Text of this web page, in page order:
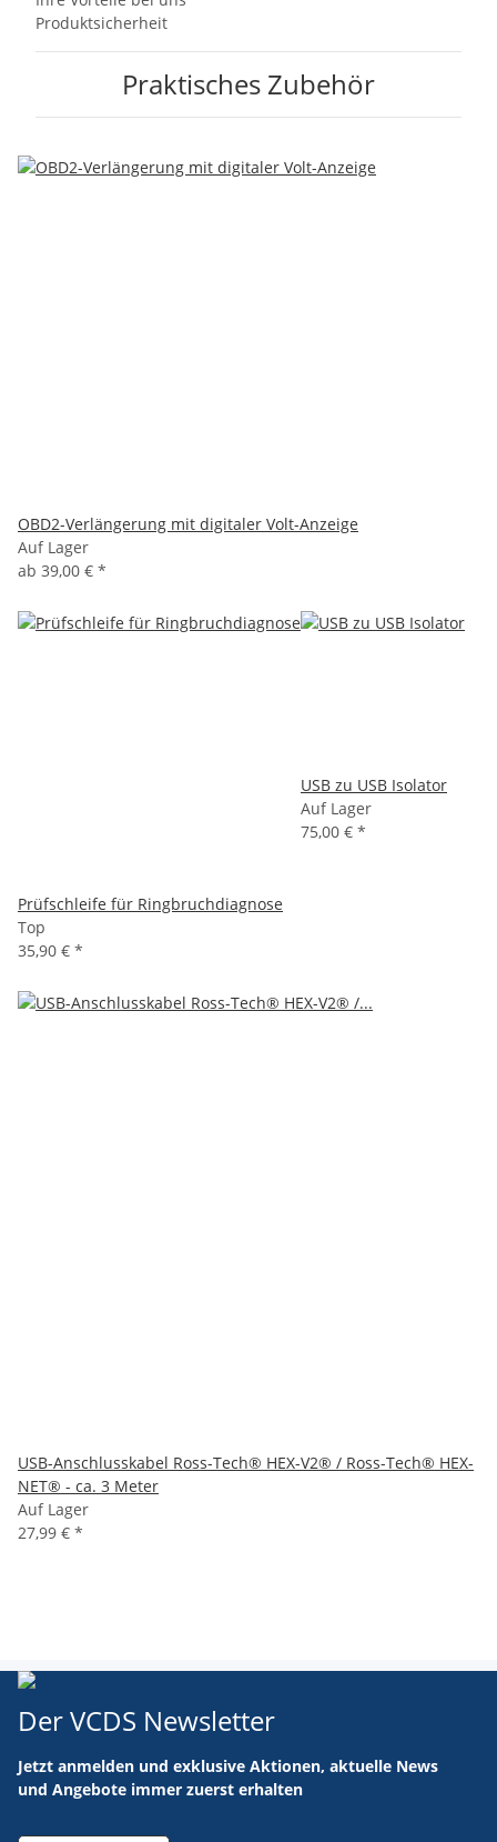
Produktsicherheit
Praktisches Zubehör
OBD2-Verlängerung mit digitaler Volt-Anzeige
Auf Lager
ab 39,00 € *
Prüfschleife für Ringbruchdiagnose
Top
35,90 € *
USB zu USB Isolator
Auf Lager
75,00 € *
USB-Anschlusskabel Ross-Tech® HEX-V2® / Ross-Tech® HEX-
NET® - ca. 3 Meter
Auf Lager
27,99 € *
Der VCDS Newsletter
Jetzt anmelden und exklusive Aktionen, aktuelle News
und Angebote immer zuerst erhalten